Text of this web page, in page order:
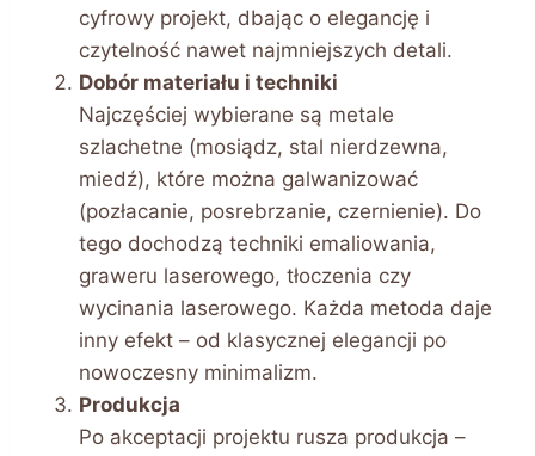
cyfrowy projekt, dbając o elegancję i
czytelność nawet najmniejszych detali.
Dobór materiału i techniki
Najczęściej wybierane są metale
szlachetne (mosiądz, stal nierdzewna,
miedź), które można galwanizować
(pozłacanie, posrebrzanie, czernienie). Do
tego dochodzą techniki emaliowania,
graweru laserowego, tłoczenia czy
wycinania laserowego. Każda metoda daje
inny efekt – od klasycznej elegancji po
nowoczesny minimalizm.
Produkcja
Po akceptacji projektu rusza produkcja –